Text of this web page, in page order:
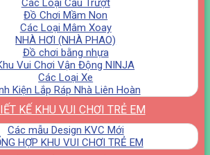
Các Loại Cầu Trượt
Đồ Chơi Mầm Non
Các Loại Mâm Xoay
NHÀ HƠI (NHÀ PHAO)
Đồ chơi bằng nhựa
Vui Chơi Vận Động NINJA
Các Loại Xe
Kiện Lắp Ráp Nhà Liên Hoàn
KẾ KHU VUI CHƠI TRẺ EM
Các mẫu Design KVC Mới
HỢP KHU VUI CHƠI TRẺ EM